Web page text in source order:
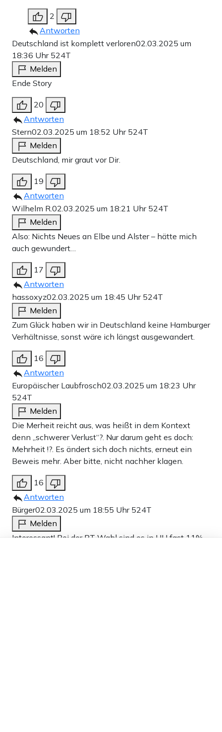
2
Antworten
Deutschland ist komplett verloren02.03.2025 um
18:36 Uhr 524T
Melden
Ende Story
20
Antworten
Stern02.03.2025 um 18:52 Uhr 524T
Melden
Deutschland, mir graut vor Dir.
19
Antworten
Wilhelm R.02.03.2025 um 18:21 Uhr 524T
Melden
Also: Nichts Neues an Elbe und Alster – hätte mich
auch gewundert…
17
Antworten
hassoxyz02.03.2025 um 18:45 Uhr 524T
Melden
Zum Glück haben wir in Deutschland keine Hamburger
Verhältnisse, sonst wäre ich längst ausgewandert.
16
Antworten
Europäischer Laubfrosch02.03.2025 um 18:23 Uhr
524T
Melden
Die Merheit reicht aus, was heißt in dem Kontext
denn „schwerer Verlust“?. Nur darum geht es doch:
Mehrheit !?. Es ändert sich doch nichts, erneut ein
Beweis mehr. Aber bitte, nicht nachher klagen.
16
Antworten
Bürger02.03.2025 um 18:55 Uhr 524T
Melden
Interessant! Bei der BT Wahl sind es in HH fast 11%